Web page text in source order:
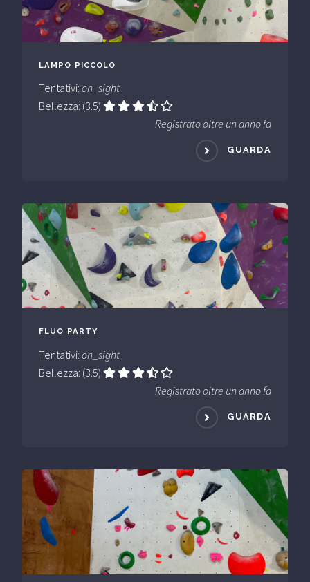
LAMPO PICCOLO
Tentativi: on_sight
Bellezza: (3.5)
Registrato oltre un anno fa
GUARDA
FLUO PARTY
Tentativi: on_sight
Bellezza: (3.5)
Registrato oltre un anno fa
GUARDA